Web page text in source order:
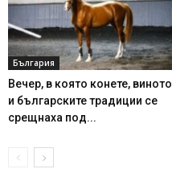
България
Вечер, в която конете, виното
и българските традиции се
срещнаха под...